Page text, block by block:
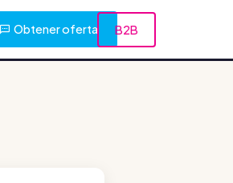
Obtener oferta B2B